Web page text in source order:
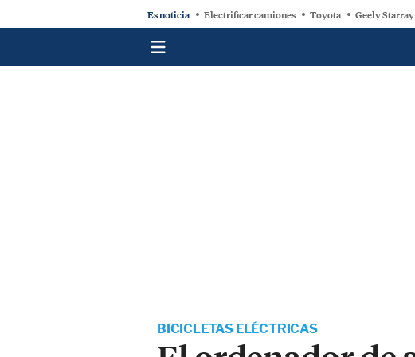
Es noticia Electrificar camiones Toyota Geely
BICICLETAS ELÉCTRICAS